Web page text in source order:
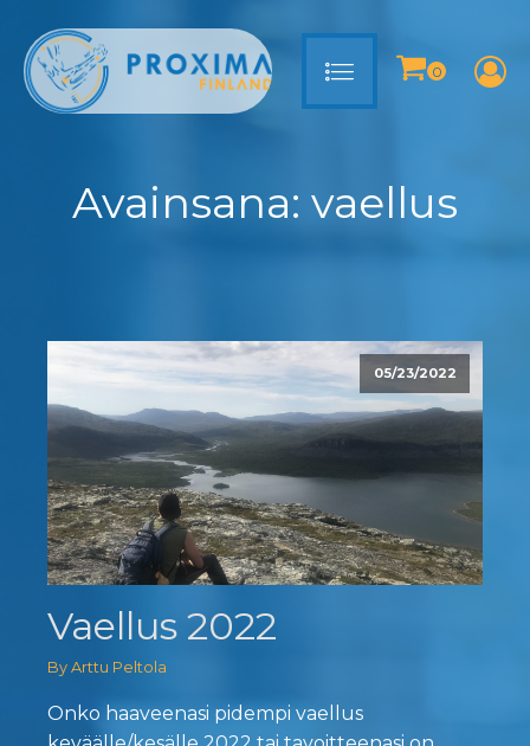
Avainsana: vaellus
05/23/2022
Vaellus 2022
By Arttu Peltola
Onko haaveenasi pidempi vaellus